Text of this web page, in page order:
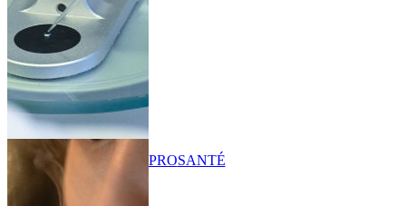
PROSANTÉ